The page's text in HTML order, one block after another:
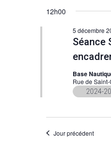
for
décembre
2025
une
12h00
Séance
5 décembre
Base
Rue de
2024-
Jour précédent